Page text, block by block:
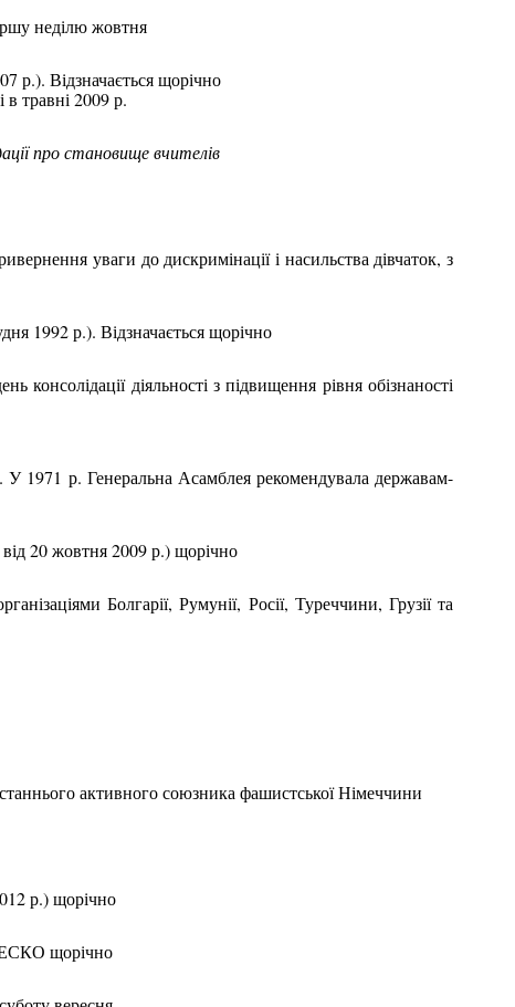
неділю жовтня
р.). Відзначається щорічно
в травні 2009 р.
про становище вчителів
уваги до дискримінації і насильства дівчаток, з
1992 р.). Відзначається щорічно
діяльності з підвищення рівня обізнаності
1971 р. Генеральна Асамблея рекомендувала державам-
20 жовтня 2009 р.) щорічно
Болгарії, Румунії, Росії, Туреччини, Грузії та
активного союзника фашистської Німеччини
р.) щорічно
щорічно